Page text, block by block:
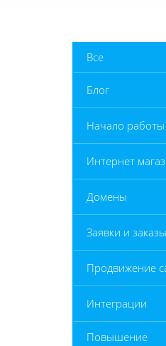
Все
Блог
Начало работы
Интернет
Домены
Заявки и заказы
Продвижение
Интеграции
Повышение